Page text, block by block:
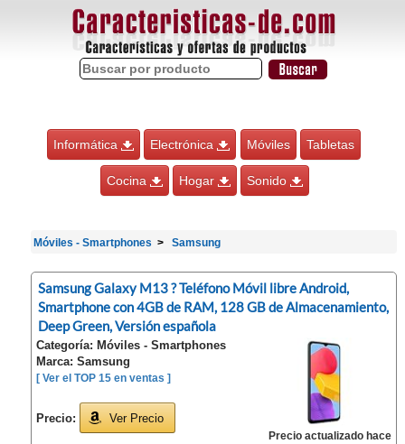
Informática Electrónica Móviles Tabletas
Cocina Hogar Sonido
Móviles - Smartphones Samsung
Samsung Galaxy M13 ? Teléfono Móvil libre Android,
Smartphone con 4GB de RAM, 128 GB de Almacenamiento,
Deep Green, Versión española
Categoría: Móviles - Smartphones
Marca: Samsung
[ Ver el TOP 15 en ventas ]
Precio: Ver Precio
Precio actualizado hace